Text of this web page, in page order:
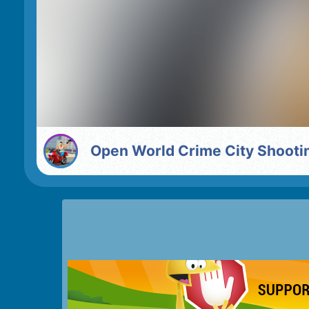
Open World Crime City